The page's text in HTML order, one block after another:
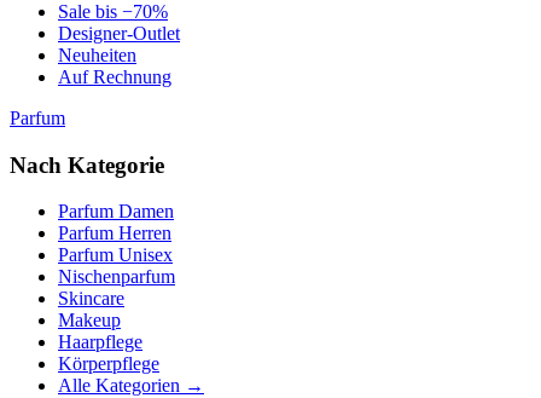
Sale bis −70%
Designer-Outlet
Neuheiten
Auf Rechnung
Parfum
Nach Kategorie
Parfum Damen
Parfum Herren
Parfum Unisex
Nischenparfum
Skincare
Makeup
Haarpflege
Körperpflege
Alle Kategorien →